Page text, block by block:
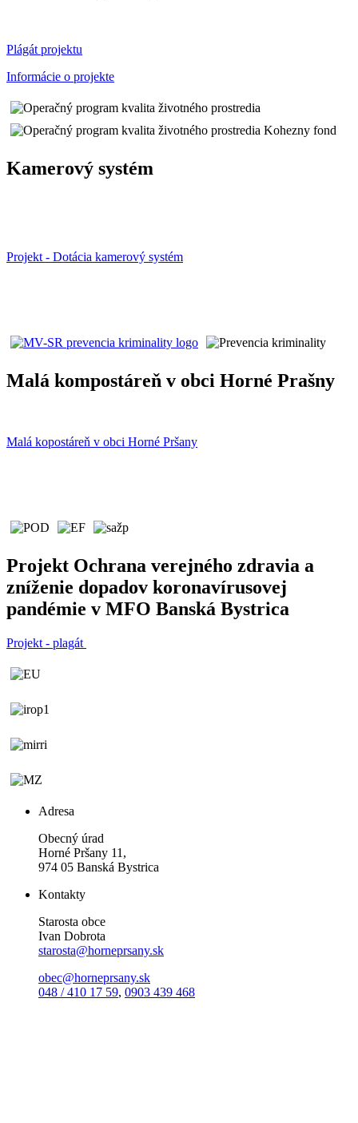
Plágát projektu
Informácie o projekte
Kamerový systém
Projekt - Dotácia kamerový systém
Malá kompostáreň v obci Horné Prašny
Malá kopostáreň v obci Horné Pršany
Projekt Ochrana verejného zdravia a
zníženie dopadov koronavírusovej
pandémie v MFO Banská Bystrica
Projekt - plagát
Adresa
Obecný úrad
Horné Pršany 11,
974 05 Banská Bystrica
Kontakty
Starosta obce
Ivan Dobrota
starosta@horneprsany.sk
obec@horneprsany.sk
048 / 410 17 59, 0903 439 468